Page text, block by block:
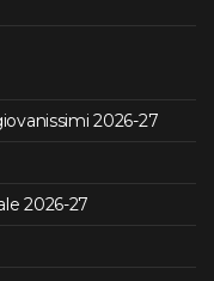
2026-27
2026-27